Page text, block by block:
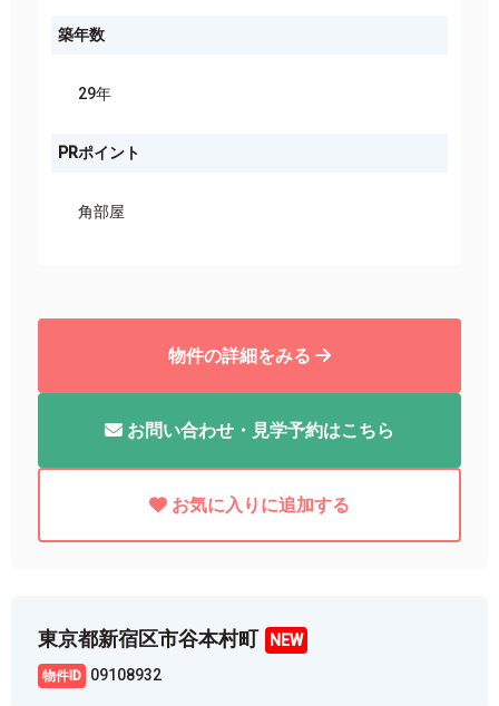
築年数
29年
PRポイント
角部屋
物件の詳細をみる
お問い合わせ・見学予約はこちら
お気に入りに追加する
東京都新宿区市谷本村町
09108932